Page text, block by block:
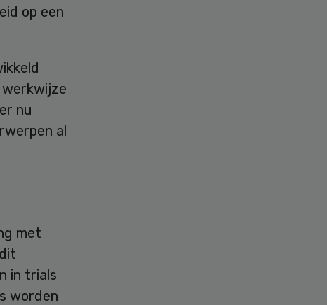
op een
nu
al
met
in trials
worden